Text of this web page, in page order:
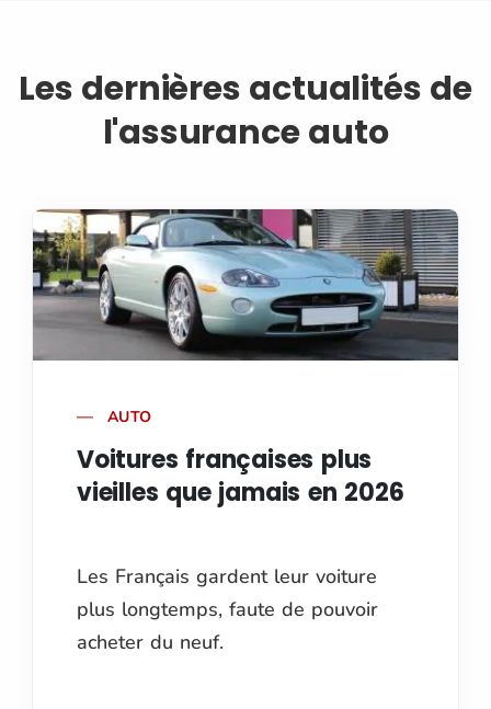
Les dernières actualités de
l'assurance auto
AUTO
Voitures françaises plus
vieilles que jamais en 2026
Les Français gardent leur voiture
plus longtemps, faute de pouvoir
acheter du neuf.